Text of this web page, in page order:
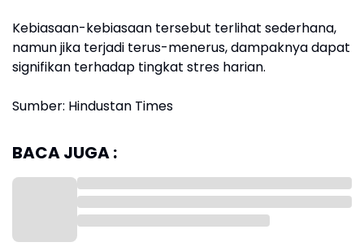
Kebiasaan-kebiasaan tersebut terlihat sederhana,
namun jika terjadi terus-menerus, dampaknya dapat
signifikan terhadap tingkat stres harian.
Sumber: Hindustan Times
BACA JUGA :